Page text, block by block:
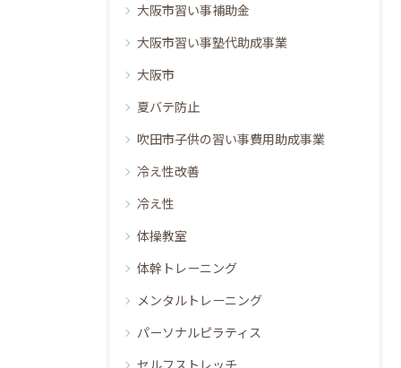
大阪市習い事補助金
大阪市習い事塾代助成事業
大阪市
夏バテ防止
吹田市子供の習い事費用助成事業
冷え性改善
冷え性
体操教室
体幹トレーニング
メンタルトレーニング
パーソナルピラティス
セルフストレッチ